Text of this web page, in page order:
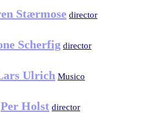
Stærmose director
Scherfig director
Ulrich Musico
Per Holst director